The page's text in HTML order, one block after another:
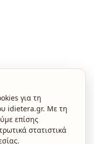
για τη
idietera.gr. Με τη
επίσης
στατιστικά